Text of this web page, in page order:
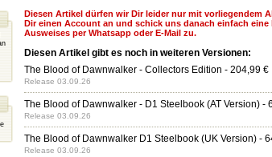
Diesen Artikel dürfen wir Dir leider nur mit vorliegendem
Dir einen Account an und schick uns danach einfach eine
Ausweises per Whatsapp oder E-Mail zu.
Diesen Artikel gibt es noch in weiteren Versionen:
The Blood of Dawnwalker - Collectors Edition - 204,99 €
Release 03.09.26
The Blood of Dawnwalker - D1 Steelbook (AT Version)-
Release 03.09.26
The Blood of Dawnwalker D1 Steelbook (UK Version)-
Release 03.09.26